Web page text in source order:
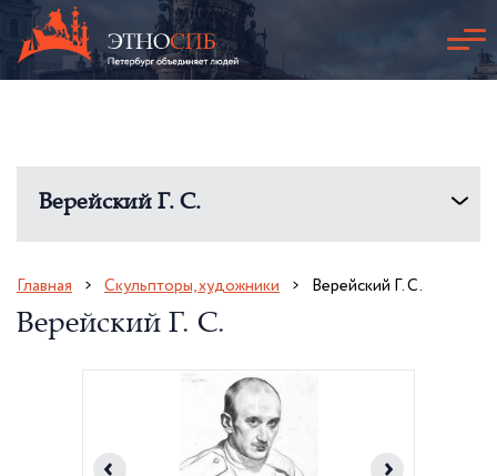
Верейский Г. С.
Главная Скульпторы, художники Верейский Г. С.
Верейский Г. С.